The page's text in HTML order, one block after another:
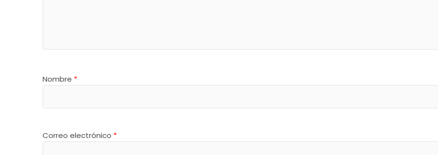
Nombre *
Correo electrónico *